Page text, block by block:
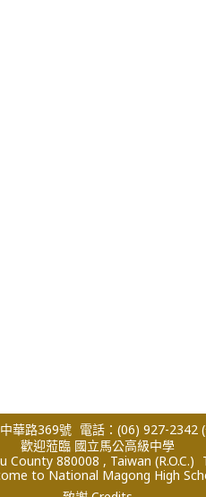
華路369號 電話：(06) 927-2342
歡迎蒞臨 國立馬公高級中學
880008 , Taiwan (R.O.C.)
to National Magong High